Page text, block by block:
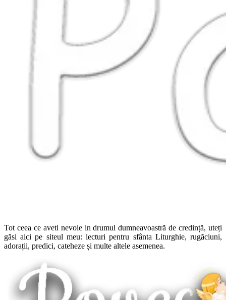
Tot ceea ce aveti nevoie in drumul dumneavoastră de credință, uteți
găsi aici pe siteul meu: lecturi pentru sfânta Liturghie, rugăciuni,
adorații, predici, cateheze și multe altele asemenea.